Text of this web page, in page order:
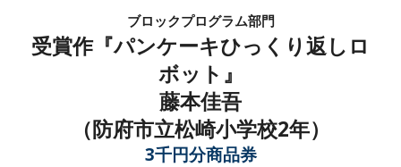
ブロックプログラム部門
受賞作『パンケーキひっくり返しロ
ボット 』
藤本佳吾
（防府市立松崎小学校2年）
3千円分商品券